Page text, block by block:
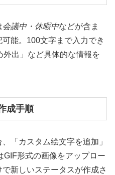
会議中・休暇中などが含ま
能。100文字まで入力でき
外出」など具体的な情報を
成手順
「カスタム絵文字を追加」
形式の画像をアップロー
新しいステータスが作成さ